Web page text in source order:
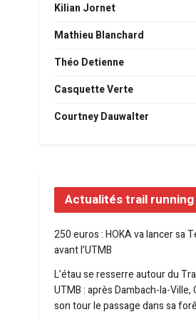
Kilian Jornet
Mathieu Blanchard
Théo Detienne
Casquette Verte
Courtney Dauwalter
Actualités trail running
250 euros : HOKA va lancer sa
avant l’UTMB
L’étau se resserre autour du
UTMB : après Dambach-la-
son tour le passage dans sa